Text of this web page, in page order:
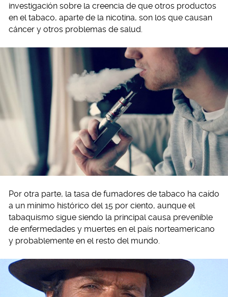
investigación sobre la creencia de que otros productos
en el tabaco, aparte de la nicotina, son los que causan
cáncer y otros problemas de salud.
Por otra parte, la tasa de fumadores de tabaco ha caído
a un mínimo histórico del 15 por ciento, aunque el
tabaquismo sigue siendo la principal causa prevenible
de enfermedades y muertes en el país norteamericano
y probablemente en el resto del mundo.